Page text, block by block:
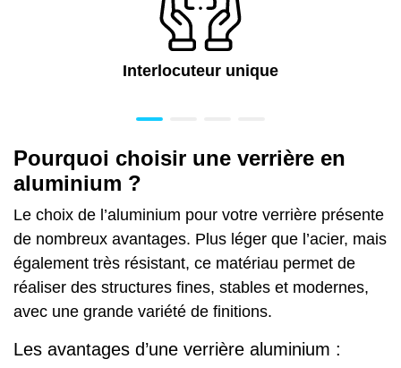
Interlocuteur unique
Pourquoi choisir une verrière en
aluminium ?
Le choix de l’aluminium pour votre verrière présente
de nombreux avantages. Plus léger que l’acier, mais
également très résistant, ce matériau permet de
réaliser des structures fines, stables et modernes,
avec une grande variété de finitions.
Les avantages d’une verrière aluminium :